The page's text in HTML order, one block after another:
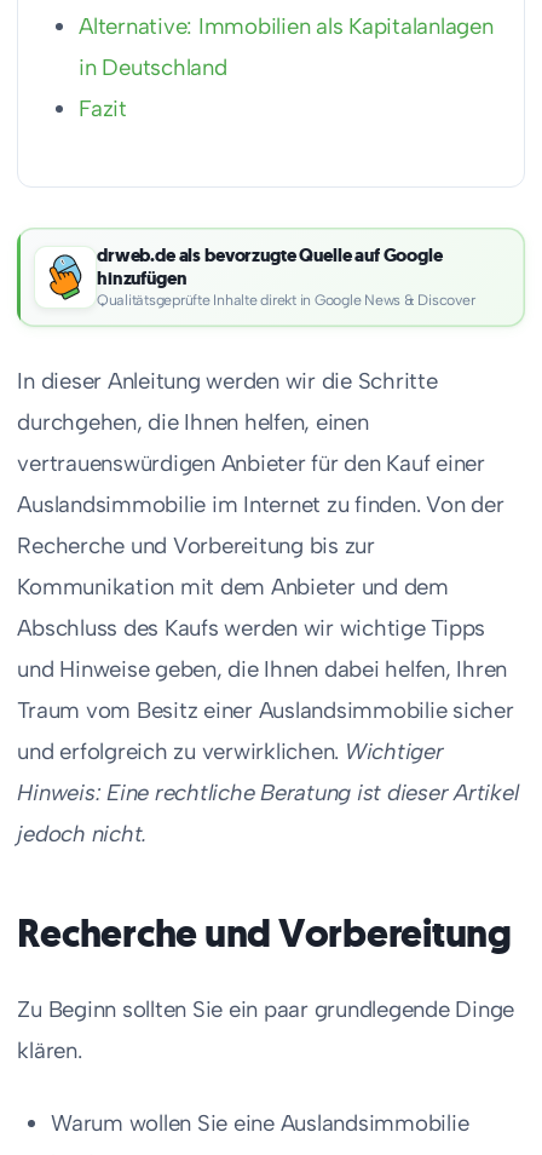
Alternative: Immobilien als Kapitalanlagen
in Deutschland
Fazit
drweb.de als bevorzugte Quelle auf Google
hinzufügen
Qualitätsgeprüfte Inhalte direkt in Google News & Discover
In dieser Anleitung werden wir die Schritte
durchgehen, die Ihnen helfen, einen
vertrauenswürdigen Anbieter für den Kauf einer
Auslandsimmobilie im Internet zu finden. Von der
Recherche und Vorbereitung bis zur
Kommunikation mit dem Anbieter und dem
Abschluss des Kaufs werden wir wichtige Tipps
und Hinweise geben, die Ihnen dabei helfen, Ihren
Traum vom Besitz einer Auslandsimmobilie sicher
und erfolgreich zu verwirklichen. Wichtiger
Hinweis: Eine rechtliche Beratung ist dieser Artikel
jedoch nicht.
Recherche und Vorbereitung
Zu Beginn sollten Sie ein paar grundlegende Dinge
klären.
Warum wollen Sie eine Auslandsimmobilie